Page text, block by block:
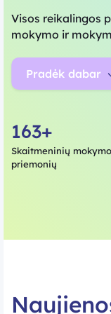
Visos reikalingos
mokymo ir
Pradėk dabar
163+
Skaitmeninių mokymo
priemonių